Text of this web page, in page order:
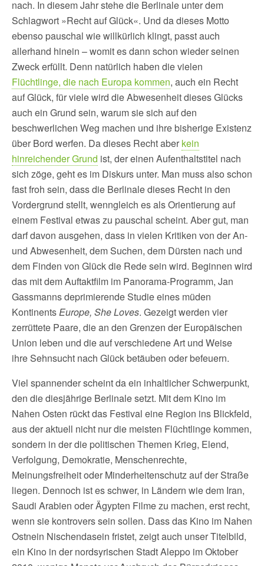
nach. In diesem Jahr stehe die Berlinale unter dem
Schlagwort »Recht auf Glück«. Und da dieses Motto
ebenso pauschal wie willkürlich klingt, passt auch
allerhand hinein – womit es dann schon wieder seinen
Zweck erfüllt. Denn natürlich haben die vielen
Flüchtlinge, die nach Europa kommen, auch ein Recht
auf Glück, für viele wird die Abwesenheit dieses Glücks
auch ein Grund sein, warum sie sich auf den
beschwerlichen Weg machen und ihre bisherige Existenz
über Bord werfen. Da dieses Recht aber kein
hinreichender Grund ist, der einen Aufenthaltstitel nach
sich zöge, geht es im Diskurs unter. Man muss also schon
fast froh sein, dass die Berlinale dieses Recht in den
Vordergrund stellt, wenngleich es als Orientierung auf
einem Festival etwas zu pauschal scheint. Aber gut, man
darf davon ausgehen, dass in vielen Kritiken von der An-
und Abwesenheit, dem Suchen, dem Dürsten nach und
dem Finden von Glück die Rede sein wird. Beginnen wird
das mit dem Auftaktfilm im Panorama-Programm, Jan
Gassmanns deprimierende Studie eines müden
KontinentsEurope, She Loves. Gezeigt werden vier
zerrüttete Paare, die an den Grenzen der Europäischen
Union leben und die auf verschiedene Art und Weise
ihre Sehnsucht nach Glück betäuben oder befeuern.
Viel spannender scheint da ein inhaltlicher Schwerpunkt,
den die diesjährige Berlinale setzt. Mit dem Kino im
Nahen Osten rückt das Festival eine Region ins Blickfeld,
aus der aktuell nicht nur die meisten Flüchtlinge kommen,
sondern in der die politischen Themen Krieg, Elend,
Verfolgung, Demokratie, Menschenrechte,
Meinungsfreiheit oder Minderheitenschutz auf der Straße
liegen. Dennoch ist es schwer, in Ländern wie dem Iran,
Saudi Arabien oder Ägypten Filme zu machen, erst recht,
wenn sie kontrovers sein sollen. Dass das Kino im Nahen
Ostnein Nischendasein fristet, zeigt auch unser Titelbild,
ein Kino in der nordsyrischen Stadt Aleppo im Oktober